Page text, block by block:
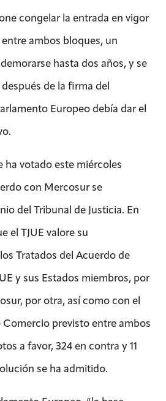
congelar la entrada en vigor
ambos bloques, un
hasta dos años, y se
de la firma del
Europeo debía dar el
ha votado este miércoles
con Mercosur se
del Tribunal de Justicia. En
el TJUE valore su
Tratados del Acuerdo de
y sus Estados miembros, por
por otra, así como con el
previsto entre ambos
a favor, 324 en contra y 11
se ha admitido.